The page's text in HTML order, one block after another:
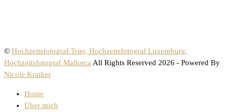
© Hochzeitsfotograf Trier, Hochzeitsfotograf Luxemburg,
Hochzeitsfotograf Mallorca All Rights Reserved 2026 - Powered By
Nicole Kraiker
Home
Über mich